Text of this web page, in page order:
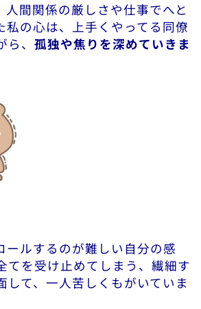
人間関係の厳しさや仕事でへと
私の心は、上手くやってる同僚
、 孤独や焦りを深めていきま
ールするのが難しい自分の感
てを受け止めてしまう、繊細す
して、一人苦しくもがいていま